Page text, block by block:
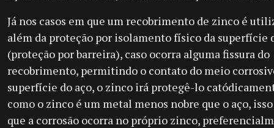
Já nos casos em que um recobrimento de zinco é
além da proteção por isolamento físico da superfície
(proteção por barreira), caso ocorra alguma fissura do
recobrimento, permitindo o contato do meio
superfície do aço, o zinco irá protegê-lo
como o zinco é um metal menos nobre que o aço,
que a corrosão ocorra no próprio zinco,